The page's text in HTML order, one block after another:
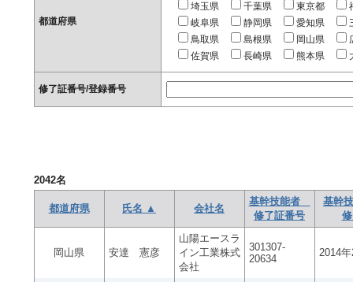
都道府県
埼玉県
千葉県 東京都
岐阜県
静岡県 愛知県
鳥取県
島根県 岡山県
佐賀県
長崎県 熊本県
修了証番号/登録番号
2042名
都道府県 氏名 ▲ 会社名
基幹技能者
修了証番号
基幹
岡山県 安達 憲彦
山陽エースラ
イン工業株式
会社
301307-
20634
2014